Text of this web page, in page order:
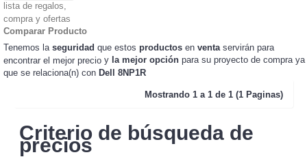
lista de regalos,
compra y ofertas
Comparar Producto
Tenemos la seguridad que estos productos en ventaservirán para
encontrar el mejor precio y la mejor opción para su proyecto de compra ya
que se relaciona(n) con Dell 8NP1R
Mostrando 1 a 1 de 1 (1 Paginas)
Criterio de búsqueda de
precios